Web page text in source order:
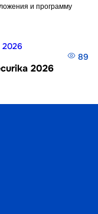
и программу
89
2026